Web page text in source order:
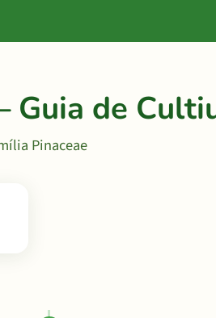
Guia de
Pinaceae